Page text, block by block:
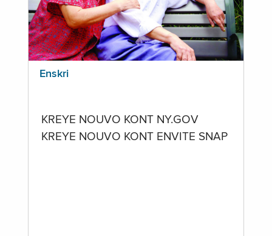
Enskri
KREYE NOUVO KONT NY.GOV
KREYE NOUVO KONT ENVITE SNAP